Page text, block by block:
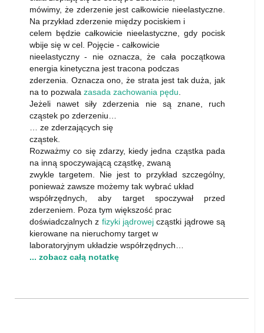
mówimy, że zderzenie jest całkowicie nieelastyczne.
Na przykład zderzenie między pociskiem i
celem będzie całkowicie nieelastyczne, gdy pocisk
wbije się w cel. Pojęcie - całkowicie
nieelastyczny - nie oznacza, że cała początkowa
energia kinetyczna jest tracona podczas
zderzenia. Oznacza ono, że strata jest tak duża, jak
na to pozwala zasada zachowania pędu
Jeżeli nawet siły zderzenia nie są znane, ruch
cząstek po zderzeniu…
… ze zderzających się
cząstek.
Rozważmy co się zdarzy, kiedy jedna cząstka pada
na inną spoczywającą cząstkę, zwaną
zwykle targetem. Nie jest to przykład szczególny,
ponieważ zawsze możemy tak wybrać układ
współrzędnych, aby target spoczywał przed
zderzeniem. Poza tym większość prac
doświadczalnych z fizyki jądrowej cząstki jądrowe są
kierowane na nieruchomy target w
laboratoryjnym układzie współrzędnych…
... zobacz całą notatkę